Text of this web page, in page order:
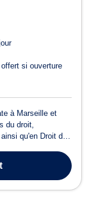
si ouverture
à Marseille et
du droit,
qu'en Droit des
réactivité, Maître